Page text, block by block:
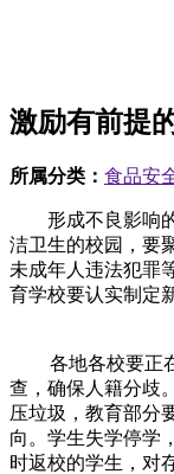
激励有前提
所属分类： 食品安
形成不良影响的
洁卫生的校园，要
未成年人违法犯罪
育学校要认实制定
各地各校要正在
查，确保人籍分歧
压垃圾，教育部分
向。学生失学停学
时返校的学生，对